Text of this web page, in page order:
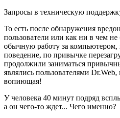
Запросы в техническую
То есть после обнаружения
пользователи или как ни в чем
обычную работу за компьютером,
поведение, по привычке
продолжили заниматься
являлись пользователями
вопиющая!
У человека 40 минут подряд
а он чего-то ждет... Чего именно?